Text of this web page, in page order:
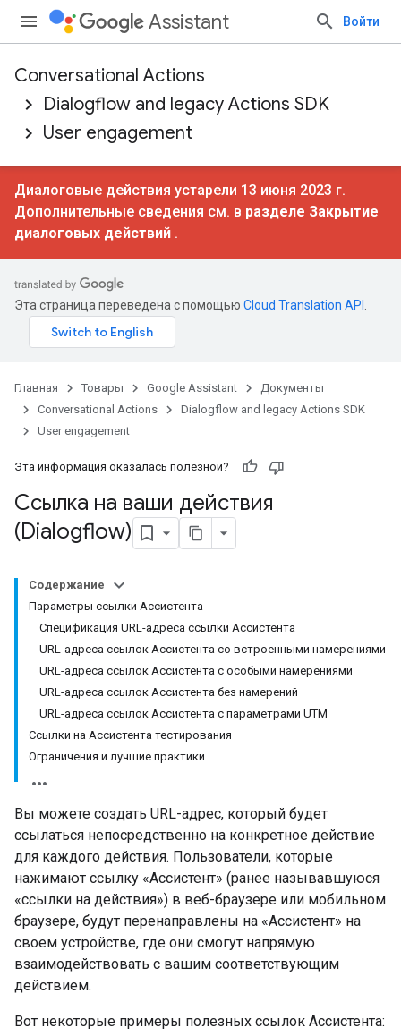
Assistant Войти
Conversational Actions
Dialogflow and legacy Actions SDK
User engagement
Диалоговые действия устарели 13 июня 2023 г.
Дополнительные сведения см. в разделе Закрытие
диалоговых действий .
Эта страница переведена с помощью Cloud Translation API
Главная Товары Google Assistant
Документы
Conversational Actions
Dialogflow and legacy Actions SDK
User engagement
Эта информация оказалась полезной?
Ссылка на ваши действия
(Dialogflow)
Содержание
Параметры ссылки Ассистента
Спецификация URL-адреса ссылки Ассистента
URL-адреса ссылок Ассистента со встроенными намерениями
URL-адреса ссылок Ассистента с особыми намерениями
URL-адреса ссылок Ассистента без намерений
URL-адреса ссылок Ассистента с параметрами UTM
Ссылки на Ассистента тестирования
Ограничения и лучшие практики
Вы можете создать URL-адрес, который будет
ссылаться непосредственно на конкретное действие
для каждого действия. Пользователи, которые
нажимают ссылку «Ассистент» (ранее называвшуюся
«ссылки на действия») в веб-браузере или мобильном
браузере, будут перенаправлены на «Ассистент» на
своем устройстве, где они смогут напрямую
взаимодействовать с вашим соответствующим
действием.
Вот некоторые примеры полезных ссылок Ассистента: